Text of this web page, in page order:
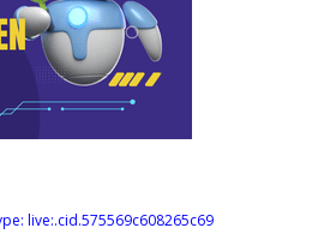
live:.cid.575569c608265c69